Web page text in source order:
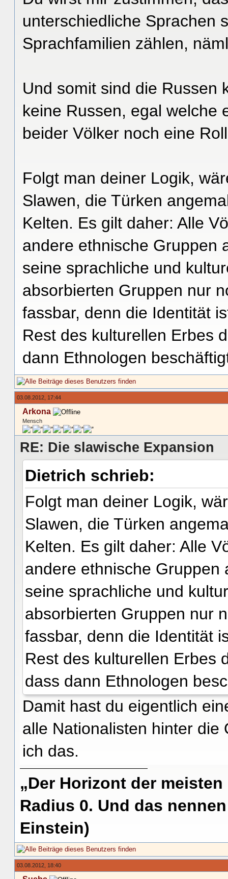
unterschiedliche Sprachen
Sprachfamilien zählen,
Und somit sind die Russen
keine Russen, egal welche
beider Völker noch eine
Folgt man deiner Logik,
Slawen, die Türken
Kelten. Es gilt daher: Alle
andere ethnische Gruppen
seine sprachliche und
absorbierten Gruppen nur
fassbar, denn die Identität
Rest des kulturellen Erbes
dann Ethnologen
03.08.2012, 17:44
Arkona
Mensch
RE: Die slawische Expansion
Dietrich schrieb:
Folgt man deiner Logik,
Slawen, die Türken
Kelten. Es gilt daher: Alle
andere ethnische Gruppen
seine sprachliche und
absorbierten Gruppen nur
fassbar, denn die Identität
Rest des kulturellen Erbes
dass dann Ethnologen
Damit hast du eigentlich
alle Nationalisten hinter die
ich das.
„Der Horizont der
Radius 0. Und das
Einstein)
03.08.2012, 18:40